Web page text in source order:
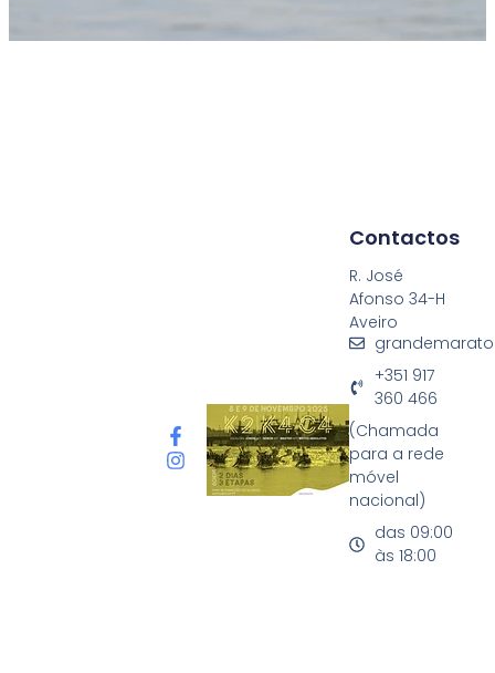
Contactos
R. José
Afonso 34-H
Aveiro
+351 917
360 466
(Chamada
para a rede
móvel
nacional)
das 09:00
às 18:00